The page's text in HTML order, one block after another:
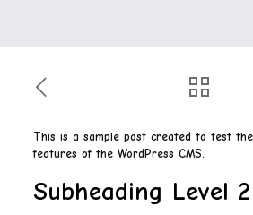
This is a sample post created to test
features of the WordPress CMS.
Subheading Level 2